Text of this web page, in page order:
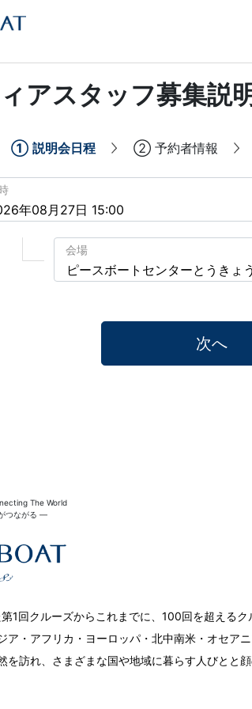
アスタッフ募集説
① 説明会日程 ② 予約者情報
会場
次へ
The World
つながる ―
1回クルーズからこれまでに、100回を超える
ア・アフリカ・ヨーロッパ・北中南米・オセア
を訪れ、さまざまな国や地域に暮らす人びとと